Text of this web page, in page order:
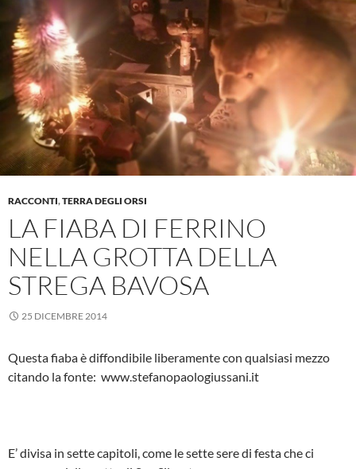
RACCONTI,TERRA DEGLI ORSI
LA FIABA DI FERRINO
NELLA GROTTA DELLA
STREGA BAVOSA
25 DICEMBRE 2014
Questa fiaba è diffondibile liberamente con qualsiasi mezzo
citando la fonte: www.stefanopaologiussani.it
E’ divisa in sette capitoli, come le sette sere di festa che ci